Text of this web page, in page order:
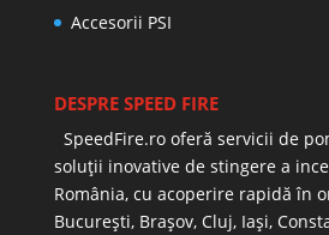
Accesorii PSI
DESPRE SPEED FIRE
SpeedFire.ro oferă servicii de
soluții inovative de stingere a
România, cu acoperire rapidă în
București, Brașov, Cluj, Iași,